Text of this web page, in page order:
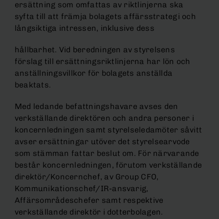
ersättning som omfattas av riktlinjerna ska
syfta till att främja bolagets affärsstrategi och
långsiktiga intressen, inklusive dess
hållbarhet. Vid beredningen av styrelsens
förslag till ersättningsriktlinjerna har lön och
anställningsvillkor för bolagets anställda
beaktats.
Med ledande befattningshavare avses den
verkställande direktören och andra personer i
koncernledningen samt styrelseledamöter såvitt
avser ersättningar utöver det styrelsearvode
som stämman fattar beslut om. För närvarande
består koncernledningen, förutom verkställande
direktör/Koncernchef, av Group CFO,
Kommunikationschef/IR-ansvarig,
Affärsområdeschefer samt respektive
verkställande direktör i dotterbolagen.